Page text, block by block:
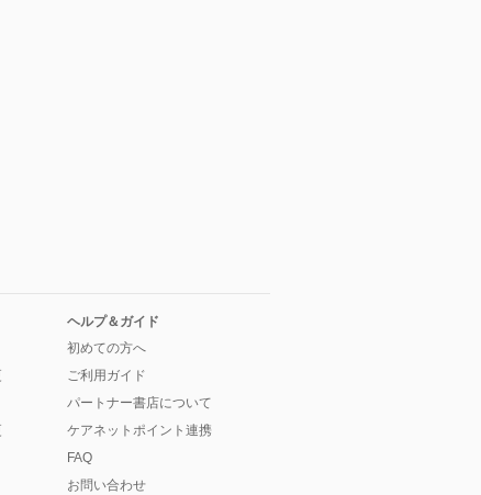
ヘルプ＆ガイド
初めての方へ
ご利用ガイド
パートナー書店について
ケアネットポイント連携
FAQ
お問い合わせ